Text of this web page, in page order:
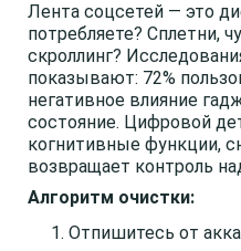
Лента соцсетей — это
потребляете? Сплетни,
скроллинг?
показывают: 72%
негативное влияние
состояние. Цифровой
когнитивные функции,
возвращает контроль
Алгоритм очистки:
Отпишитесь от